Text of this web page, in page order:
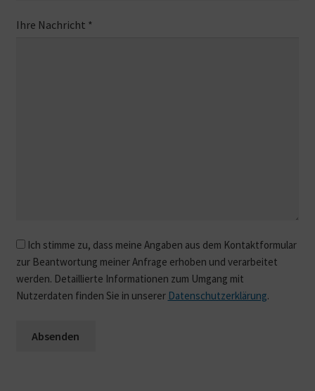
Ihre Nachricht *
Bitte lassen Sie dieses Feld leer.
Ich stimme zu, dass meine Angaben aus dem Kontaktformular
zur Beantwortung meiner Anfrage erhoben und verarbeitet
werden. Detaillierte Informationen zum Umgang mit
Nutzerdaten finden Sie in unserer Datenschutzerklärung.